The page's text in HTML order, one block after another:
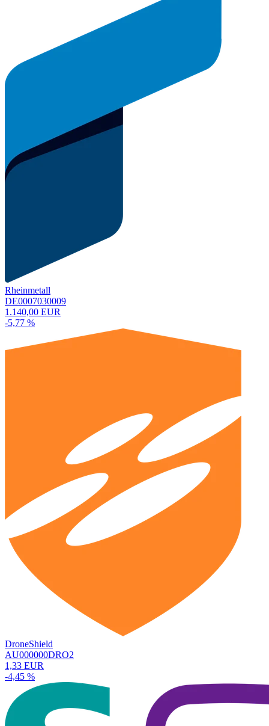
Rheinmetall
DE0007030009
1.140,00 EUR
-5,77 %
DroneShield
AU000000DRO2
1,33 EUR
-4,45 %